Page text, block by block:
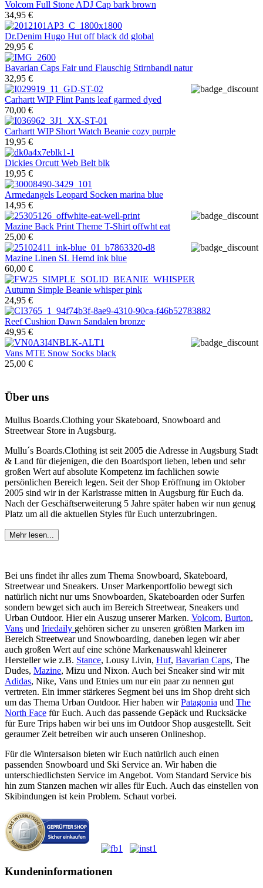
Volcom Full Stone ADJ Cap bark brown
34,95 €
Dr.Denim Hugo Hut off black dd global
29,95 €
Bavarian Caps Fair und Flauschig Stirnbandl natur
32,95 €
Carhartt WIPFlint Pants leaf garmed dyed
70,00 €
Carhartt WIPShort Watch Beanie cozy purple
19,95 €
Dickies Orcutt Web Belt blk
19,95 €
Armedangels Leopard Socken marina blue
14,95 €
Mazine Back Print Theme T-Shirt offwht eat
25,00 €
Mazine Linen SL Hemd ink blue
60,00 €
Autumn Simple Beanie whisper pink
24,95 €
ReefCushion Dawn Sandalen bronze
49,95 €
Vans MTE Snow Socks black
25,00 €
Über uns
Mullus Boards.Clothing your Skateboard, Snowboard and
Streetwear Store in Augsburg.
Mullu´s Boards.Clothing ist seit 2005 die Adresse in Augsburg Stadt
& Land für diejenigen, die den Boardsport lieben, leben und sehr
großen Wert auf absolute Kompetenz im fachlichen sowie
persönlichen Bereich legen. Seit der Shop Eröffnung im Oktober
2005 sind wir in der Karlstrasse mitten in Augsburg für Euch da.
Nach der Geschäftserweiterung 5 Jahre später haben wir nun genug
Platz um all die aktuellen Styles für Euch unterzubringen.
Mehr lesen...
Bei uns findet ihr alles zum Thema Snowboard, Skateboard,
Streetwear und Sneakers. Unser Markenportfolio bewegt sich
natürlich nicht nur ums Snowboarden, Skateboarden oder Surfen
sondern bewget sich auch im Bereich Streetwear, Sneakers und
Urban Outdoor. Hier ein Auszug unserer Marken. Volcom, Burton,
Vans und Iriedaily gehören sicher zu unseren größten Marken im
Bereich Streetwear und Snowboarding, daneben legen wir aber
auch großen Wert auf eine schöne Markenauswahl kleinerer
Hersteller wie z.B. Stance, Lousy Livin, Huf, Bavarian Caps, The
Dudes, Mazine, Mizu und Nixon. Auch bei Sneaker sind wir mit
Adidas, Nike, Vans und Etnies um nur ein paar zu nennen gut
vertreten. Ein immer stärkeres Segment bei uns im Shop dreht sich
um das Thema Urban Outdoor. Hier haben wirPatagonia und The
North Face für Euch. Auch das passende Gepäck und Rucksäcke
für Eure Trips haben wir bei uns im Outdoor Shop ausgestellt. Seit
geraumer Zeit betreiben wir auch unseren Onlineshop.
Für die Wintersaison bieten wir Euch natürlich auch einen
passenden Snowboard und Ski Service an. Wir haben die
unterschiedlichsten Service im Angebot. Vom Standard Service bis
hin zum Stanzen machen wir alles für Euch. Auch das einstellen von
Skibindungen ist kein Problem. Schaut vorbei.
Kundeninformationen